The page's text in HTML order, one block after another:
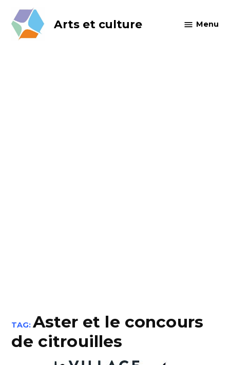
content
Arts et culture Menu
TAG:Aster et le concours
de citrouilles